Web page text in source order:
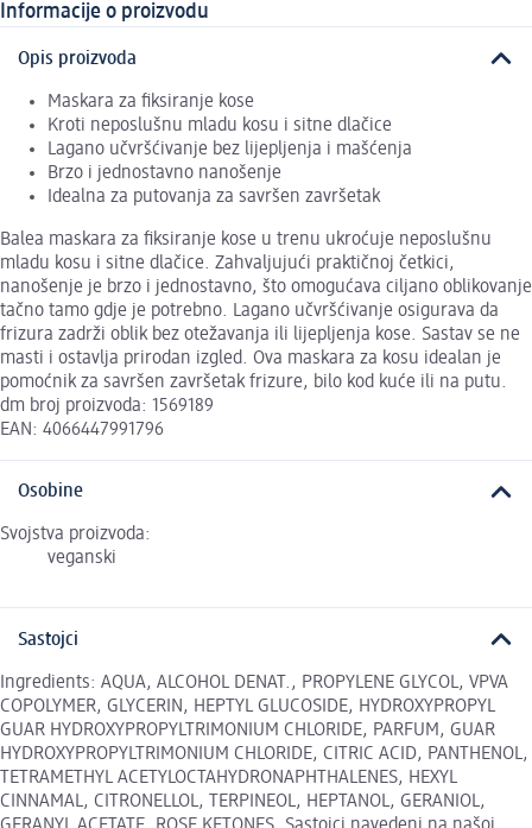
Informacije o proizvodu
Opis proizvoda
Maskara za fiksiranje kose
Kroti neposlušnu mladu kosu i sitne dlačice
Lagano učvršćivanje bez lijepljenja i mašćenja
Brzo i jednostavno nanošenje
Idealna za putovanja za savršen završetak
Balea maskara za fiksiranje kose u trenu ukroćuje neposlušnu
mladu kosu i sitne dlačice. Zahvaljujući praktičnoj četkici,
nanošenje je brzo i jednostavno, što omogućava ciljano oblikovanje
tačno tamo gdje je potrebno. Lagano učvršćivanje osigurava da
frizura zadrži oblik bez otežavanja ili lijepljenja kose. Sastav se ne
masti i ostavlja prirodan izgled. Ova maskara za kosu idealan je
pomoćnik za savršen završetak frizure, bilo kod kuće ili na putu.
dm broj proizvoda: 1569189
EAN: 4066447991796
Osobine
Svojstva proizvoda:
veganski
Sastojci
Ingredients: AQUA, ALCOHOL DENAT., PROPYLENE GLYCOL, VPVA
COPOLYMER, GLYCERIN, HEPTYL GLUCOSIDE, HYDROXYPROPYL
GUAR HYDROXYPROPYLTRIMONIUM CHLORIDE, PARFUM, GUAR
HYDROXYPROPYLTRIMONIUM CHLORIDE, CITRIC ACID, PANTHENOL,
TETRAMETHYL ACETYLOCTAHYDRONAPHTHALENES, HEXYL
CINNAMAL, CITRONELLOL, TERPINEOL, HEPTANOL, GERANIOL,